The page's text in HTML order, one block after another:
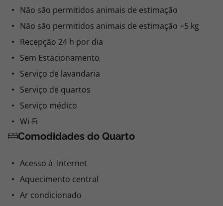
Não são permitidos animais de estimação
Não são permitidos animais de estimação +5 kg
Recepção 24 h por dia
Sem Estacionamento
Serviço de lavandaria
Serviço de quartos
Serviço médico
Wi-Fi
Comodidades do Quarto
Acesso à Internet
Aquecimento central
Ar condicionado